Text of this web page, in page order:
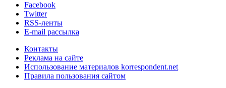
Facebook
Twitter
RSS-ленты
E-mail рассылка
Контакты
Реклама на сайте
Использование материалов korrespondent.net
Правила пользования сайтом